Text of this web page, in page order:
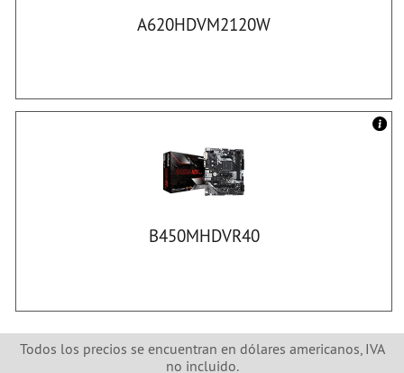
A620HDVM2120W
B450MHDVR40
Todos los precios se encuentran en dólares americanos, IVA
no incluido.